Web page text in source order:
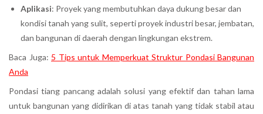
Aplikasi: Proyek yang membutuhkan daya dukung besar dan
kondisi tanah yang sulit, seperti proyek industri besar, jembatan,
dan bangunan di daerah dengan lingkungan ekstrem.
Baca Juga: 5 Tips untuk Memperkuat Struktur Pondasi Bangunan
Anda
Pondasi tiang pancang adalah solusi yang efektif dan tahan lama
untuk bangunan yang didirikan di atas tanah yang tidak stabil atau